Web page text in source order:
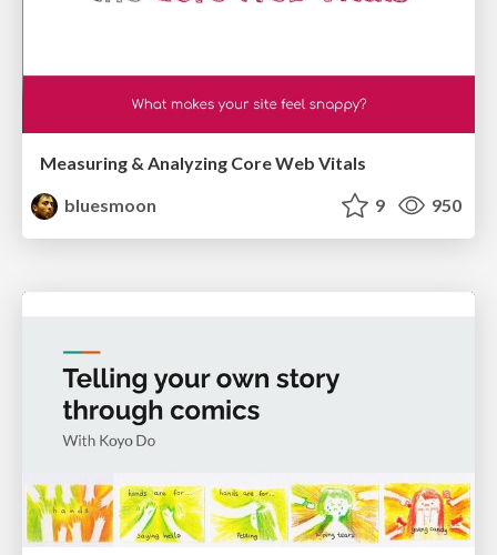
Measuring & Analyzing Core Web Vitals
bluesmoon
9 950